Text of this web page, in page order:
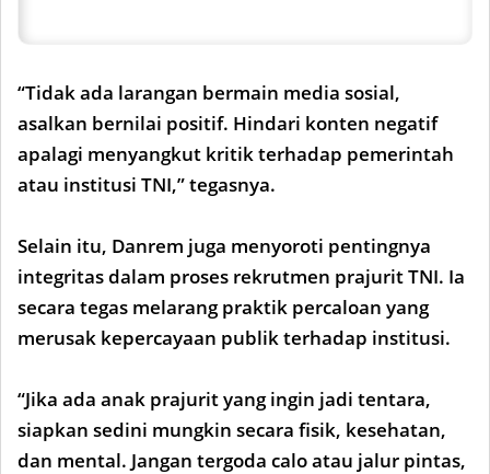
“Tidak ada larangan bermain media sosial,
asalkan bernilai positif. Hindari konten negatif
apalagi menyangkut kritik terhadap pemerintah
atau institusi TNI,” tegasnya.
Selain itu, Danrem juga menyoroti pentingnya
integritas dalam proses rekrutmen prajurit TNI. Ia
secara tegas melarang praktik percaloan yang
merusak kepercayaan publik terhadap institusi.
“Jika ada anak prajurit yang ingin jadi tentara,
siapkan sedini mungkin secara fisik, kesehatan,
dan mental. Jangan tergoda calo atau jalur pintas,